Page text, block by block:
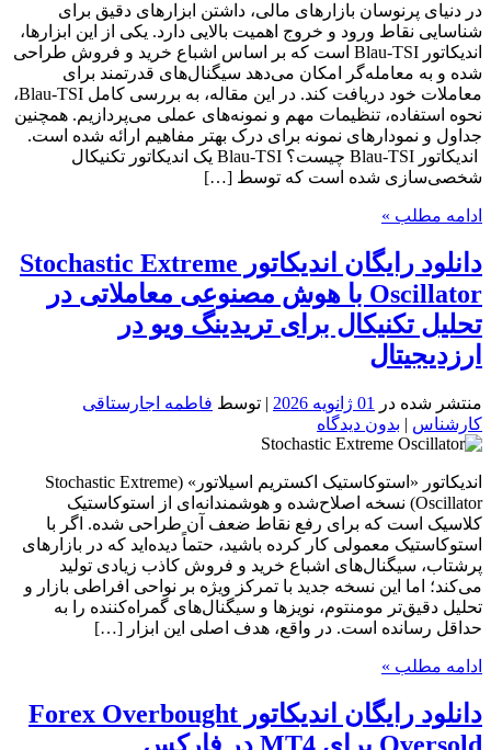
در دنیای پرنوسان بازارهای مالی، داشتن ابزارهای دقیق برای
شناسایی نقاط ورود و خروج اهمیت بالایی دارد. یکی از این ابزارها،
اندیکاتور Blau-TSI است که بر اساس اشباع خرید و فروش طراحی
شده و به معامله‌گر امکان می‌دهد سیگنال‌های قدرتمند برای
معاملات خود دریافت کند. در این مقاله، به بررسی کامل Blau-TSI،
نحوه استفاده، تنظیمات مهم و نمونه‌های عملی می‌پردازیم. همچنین
جداول و نمودارهای نمونه برای درک بهتر مفاهیم ارائه شده است.
اندیکاتور Blau-TSI چیست؟ Blau-TSI یک اندیکاتور تکنیکال
شخصی‌سازی شده است که توسط […]
ادامه مطلب »
دانلود رایگان اندیکاتور Stochastic Extreme
Oscillator با هوش مصنوعی معاملاتی در
تحلیل تکنیکال برای تریدینگ ویو در
ارزدیجیتال
منتشر شده در 01 ژانویه 2026 | توسط فاطمه اجارستاقی
کارشناس | بدون دیدگاه
اندیکاتور «استوکاستیک اکستریم اسیلاتور» (Stochastic Extreme
Oscillator) نسخه اصلاح‌شده و هوشمندانه‌ای از استوکاستیک
کلاسیک است که برای رفع نقاط ضعف آن طراحی شده. اگر با
استوکاستیک معمولی کار کرده باشید، حتماً دیده‌اید که در بازارهای
پرشتاب، سیگنال‌های اشباع خرید و فروش کاذب زیادی تولید
می‌کند؛ اما این نسخه جدید با تمرکز ویژه بر نواحی افراطی بازار و
تحلیل دقیق‌تر مومنتوم، نویزها و سیگنال‌های گمراه‌کننده را به
حداقل رسانده است. در واقع، هدف اصلی این ابزار […]
ادامه مطلب »
دانلود رایگان اندیکاتور Forex Overbought